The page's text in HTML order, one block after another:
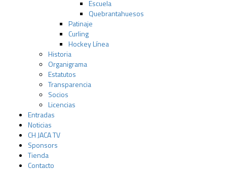
Escuela
Quebrantahuesos
Patinaje
Curling
Hockey Línea
Historia
Organigrama
Estatutos
Transparencia
Socios
Licencias
Entradas
Noticias
CH JACA TV
Sponsors
Tienda
Contacto